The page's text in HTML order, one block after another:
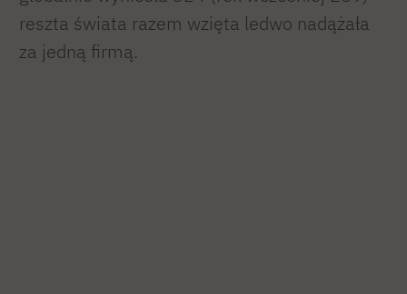
reszta świata razem wzięta ledwo nadążała
za jedną firmą.